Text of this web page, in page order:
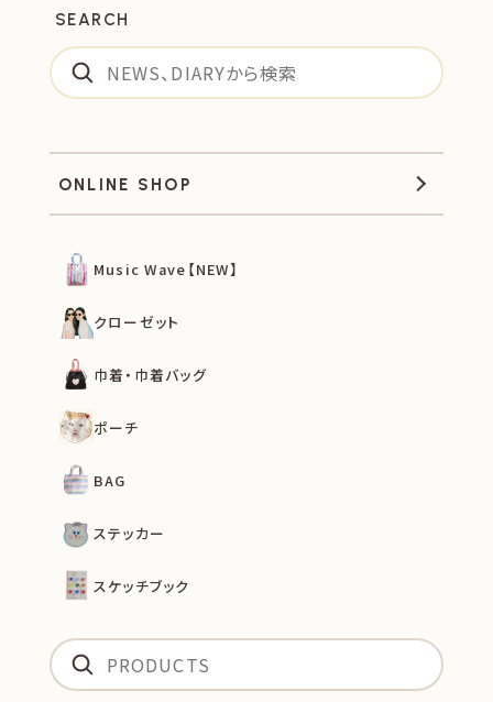
SEARCH
ONLINE SHOP
Music Wave【NEW】
クローゼット
巾着・巾着バッグ
ポーチ
BAG
ステッカー
スケッチブック